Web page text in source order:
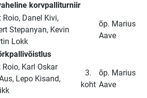
korvpalliturniir
Danel Kivi,
Stepanyan, Kevin
Lokk
õp. Marius
Aave
Roio, Karl Oskar
Lepo Kisand,
3.
koht
õp. Marius
Aave